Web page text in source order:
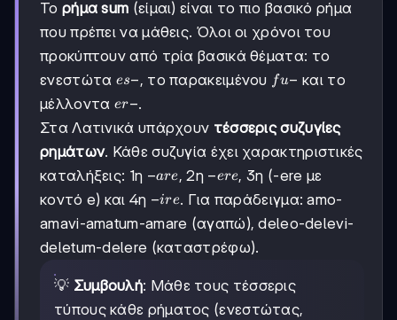
Το ρήμα sum (είμαι) είναι το πιο βασικό ρήμα
που πρέπει να μάθεις. Όλοι οι χρόνοι του
προκύπτουν από τρία βασικά θέματα: το
ενεστώτα es-
es−, το παρακειμένου fu-
fu− και το
μέλλοντα er-
er−.
Στα Λατινικά υπάρχουν τέσσερις συζυγίες
ρημάτων. Κάθε συζυγία έχει χαρακτηριστικές
καταλήξεις: 1η -
are
−are, 2η -
ere
−ere, 3η (-ere με
κοντό e) και 4η -
ire
−ire. Για παράδειγμα: amo-
amavi-amatum-amare (αγαπώ), deleo-delevi-
deletum-delere (καταστρέφω).
💡 Συμβουλή: Μάθε τους τέσσερις
τύπους κάθε ρήματος (ενεστώτας,